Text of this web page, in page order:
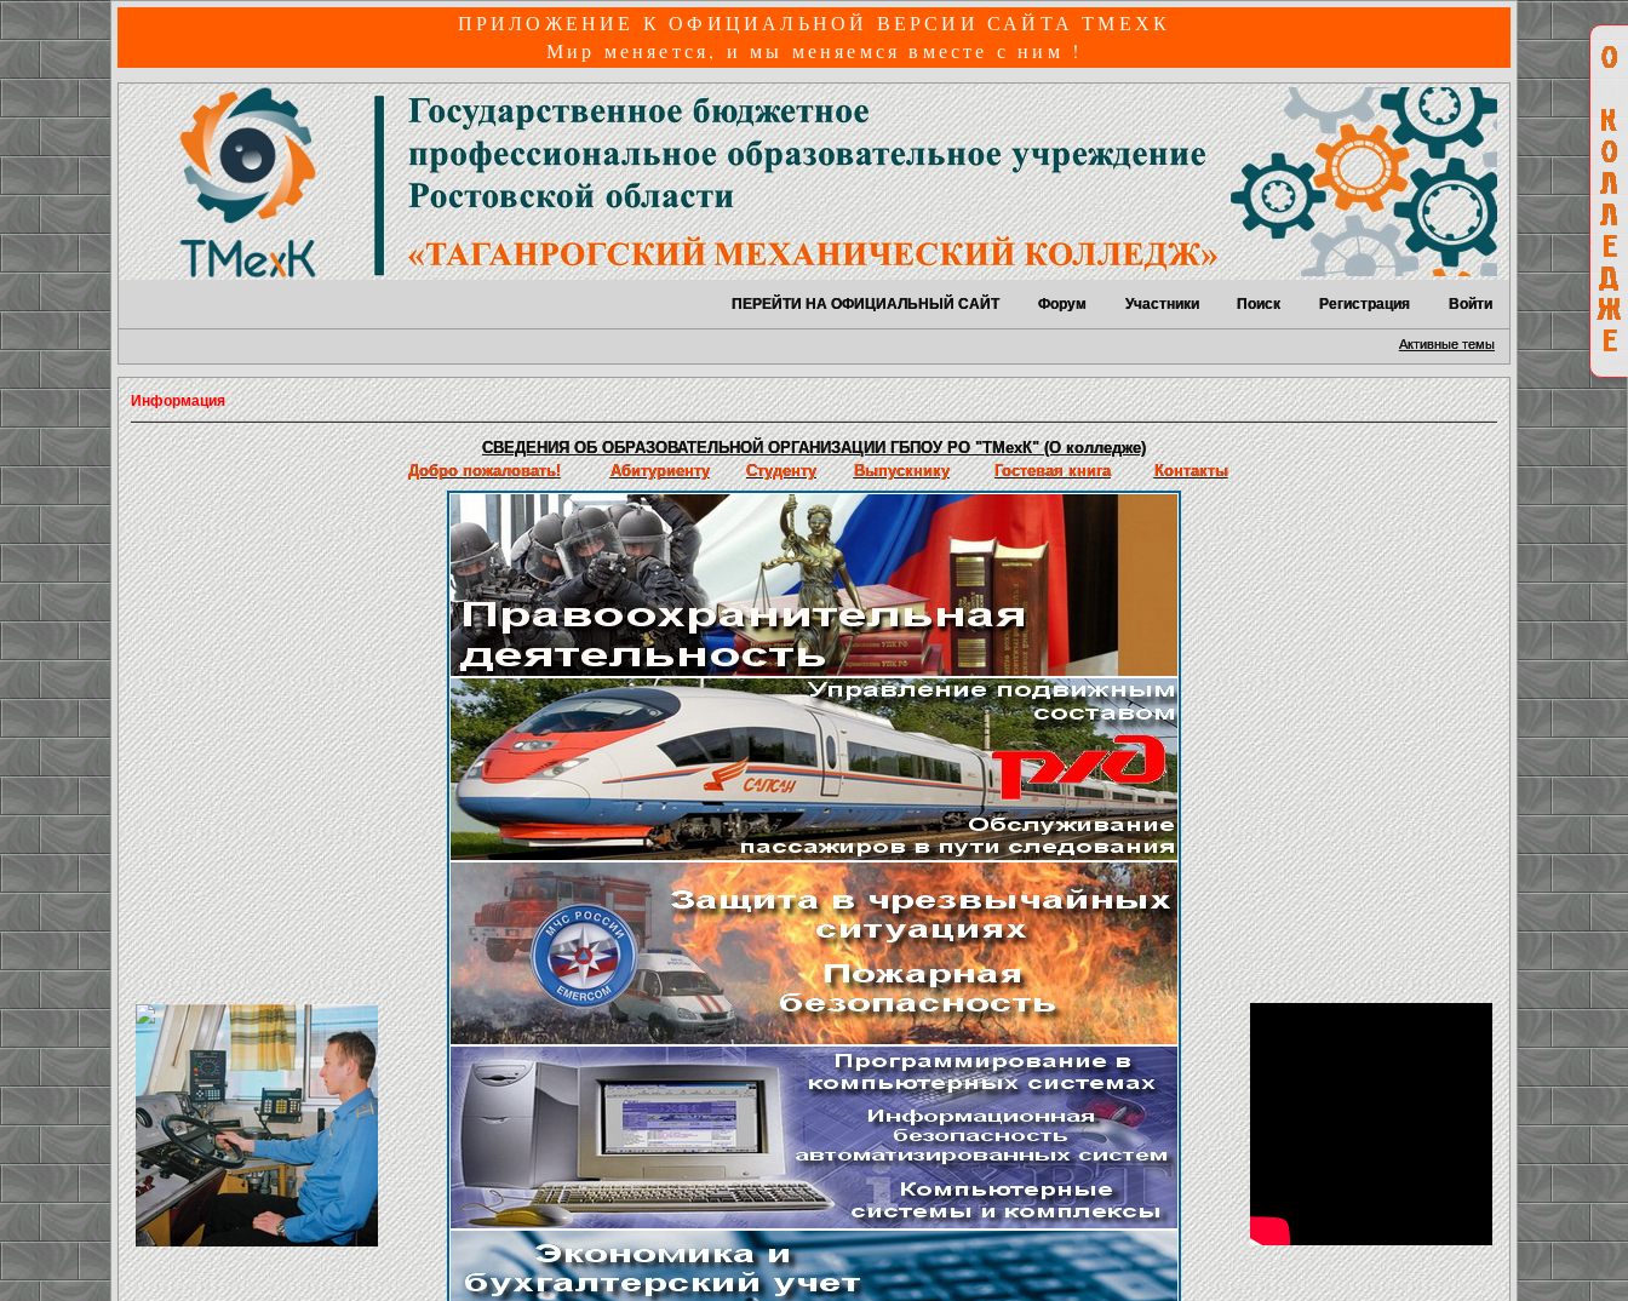
ПРИЛОЖЕНИЕ К ОФИЦИАЛЬНОЙ ВЕРСИИ САЙТА ТМЕХК
Мир меняется, и мы меняемся вместе с ним !
ПЕРЕЙТИ НА ОФИЦИАЛЬНЫЙ САЙТ Форум Участники Поиск Регистрация Войти
Активные темы
Информация
СВЕДЕНИЯ ОБ ОБРАЗОВАТЕЛЬНОЙ ОРГАНИЗАЦИИ ГБПОУ РО "ТМехК" (О колледже)
Добро пожаловать!
Абитуриенту Студенту Выпускнику Гостевая книга Контакты